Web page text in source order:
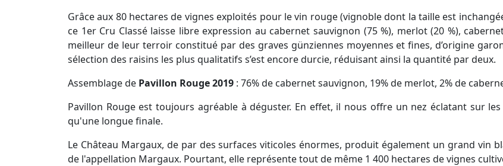
Grâce aux 80 hectares de vignes exploités pour le vin rouge (vignoble dont la taille est
ce 1er Cru Classé laisse libre expression au cabernet sauvignon (75 %), merlot (20 %),
meilleur de leur terroir constitué par des graves günziennes moyennes et fines, d’origine
sélection des raisins les plus qualitatifs s’est encore durcie, réduisant ainsi la quantité par deux.
Assemblage de Pavillon Rouge 2019 : 76% de cabernet sauvignon, 19% de merlot, 2% de
Pavillon Rouge est toujours agréable à déguster. En effet, il nous offre un nez éclatant sur
qu'une longue finale.
Le Château Margaux, de par des surfaces viticoles énormes, produit également un grand vin
de l'appellation Margaux. Pourtant, elle représente tout de même 1 400 hectares de vignes